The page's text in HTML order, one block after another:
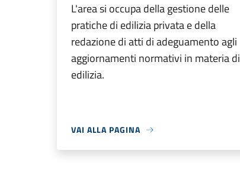
L'area si occupa della gestione delle
pratiche di edilizia privata e della
redazione di atti di adeguamento agli
aggiornamenti normativi in materia di
edilizia.
VAI ALLA PAGINA